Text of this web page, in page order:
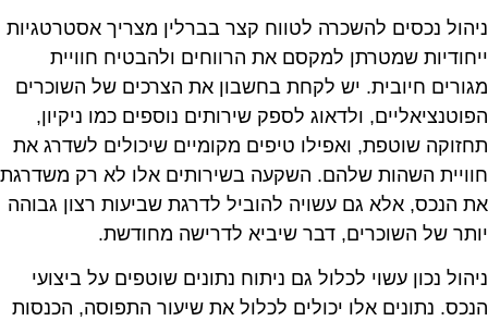
נכסים להשכרה לטווח קצר בברלין מצריך אסטרטגיות
שמטרתן למקסם את הרווחים ולהבטיח חוויית
חיובית. יש לקחת בחשבון את הצרכים של השוכרים
ולדאוג לספק שירותים נוספים כמו ניקיון,
שוטפת, ואפילו טיפים מקומיים שיכולים לשדרג את
השהות שלהם. השקעה בשירותים אלו לא רק משדרגת
הנכס, אלא גם עשויה להוביל לדרגת שביעות רצון גבוהה
של השוכרים, דבר שיביא לדרישה מחודשת.
נכון עשוי לכלול גם ניתוח נתונים שוטפים על ביצועי
נתונים אלו יכולים לכלול את שיעור התפוסה, הכנסות